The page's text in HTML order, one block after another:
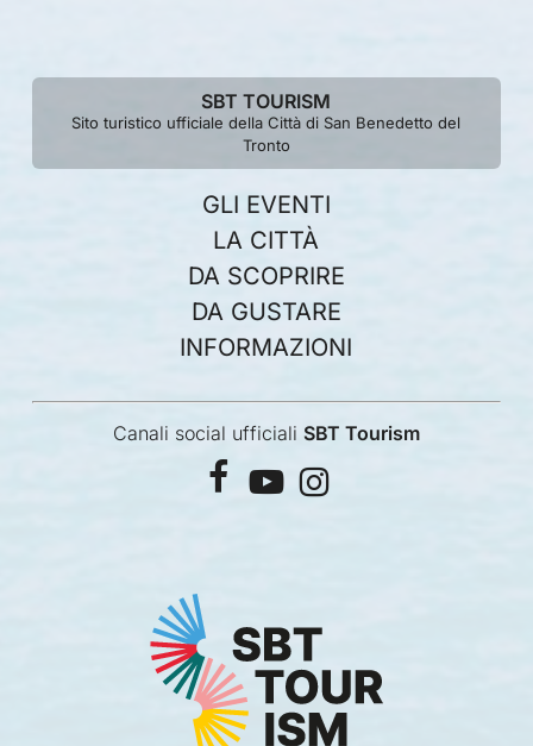
SBT TOURISM
Sito turistico ufficiale della Città di San Benedetto del
Tronto
GLI EVENTI
LA CITTÀ
DA SCOPRIRE
DA GUSTARE
INFORMAZIONI
Canali social ufficiali SBT Tourism
facebook
youtubeinstagram